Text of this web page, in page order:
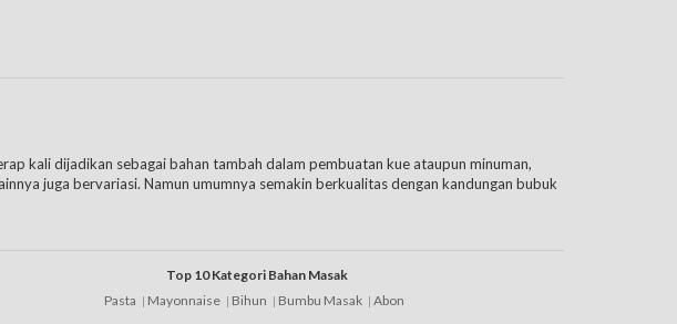
kali dijadikan sebagai bahan tambah dalam pembuatan kue ataupun minuman,
juga bervariasi. Namun umumnya semakin berkualitas dengan kandungan bubuk
bisa menjadi rekomendasi bagi Anda misalnyaVan Houten
Top 10 Kategori Bahan Masak
Pasta
Mayonnaise Bihun Bumbu Masak
Abon